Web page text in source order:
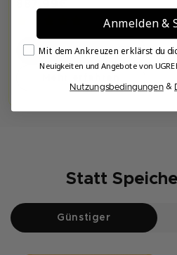
Kaufen
Statt
Günstiger
Anmelden &
Email Consent
Mit dem Ankreuzen erklärst du
Neuigkeiten und Angebote von
Nutzungsbedingungen&